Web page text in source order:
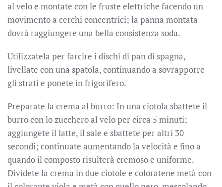
al velo e montate con le fruste elettriche facendo un
movimento a cerchi concentrici; la panna montata
dovrà raggiungere una bella consistenza soda.
Utilizzatela per farcire i dischi di pan di spagna,
livellate con una spatola, continuando a sovrapporre
gli strati e ponete in frigorifero.
Preparate la crema al burro: In una ciotola sbattete il
burro con lo zucchero al velo per circa 5 minuti;
aggiungete il latte, il sale e sbattete per altri 30
secondi; continuate aumentando la velocità e fino a
quando il composto risulterà cremoso e uniforme.
Dividete la crema in due ciotole e coloratene metà con